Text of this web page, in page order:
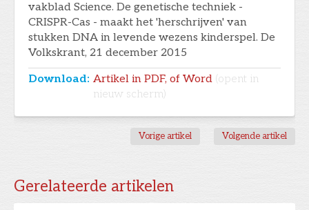
vakblad Science. De genetische techniek -
CRISPR-Cas - maakt het 'herschrijven' van
stukken DNA in levende wezens kinderspel. De
Volkskrant, 21 december 2015
Download: Artikel in PDF, of Word (opent in
nieuw scherm)
Vorige artikel Volgende artikel
Gerelateerde artikelen